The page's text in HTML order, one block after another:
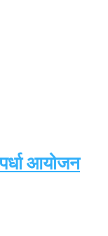
आयोजन